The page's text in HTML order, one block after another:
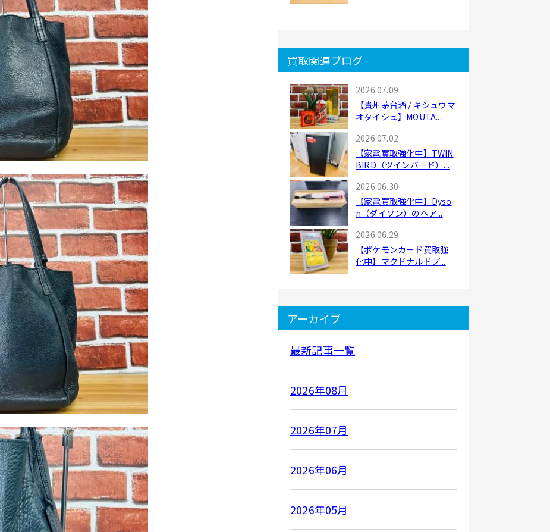
買取関連ブログ
2026.07.09
【貴州茅台酒 / キシュウマ
オタイシュ】MOUTA...
2026.07.02
【家電買取強化中】TWIN
BIRD（ツインバード）...
2026.06.30
【家電買取強化中】Dyso
n（ダイソン）のヘア...
2026.06.29
【ポケモンカード買取強
化中】マクドナルドプ...
アーカイブ
最新記事一覧
2026年08月
2026年07月
2026年06月
2026年05月